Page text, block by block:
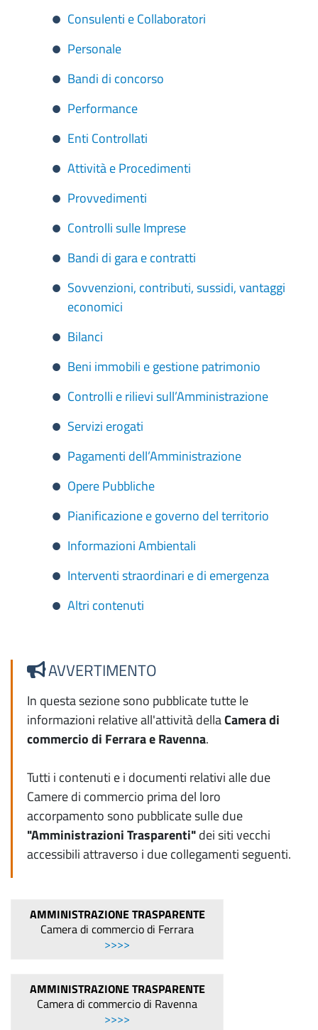
Consulenti e Collaboratori
Personale
Bandi di concorso
Performance
Enti Controllati
Attività e Procedimenti
Provvedimenti
Controlli sulle Imprese
Bandi di gara e contratti
Sovvenzioni, contributi, sussidi, vantaggi
economici
Bilanci
Beni immobili e gestione patrimonio
Controlli e rilievi sull’Amministrazione
Servizi erogati
Pagamenti dell’Amministrazione
Opere Pubbliche
Pianificazione e governo del territorio
Informazioni Ambientali
Interventi straordinari e di emergenza
Altri contenuti
AVVERTIMENTO
In questa sezione sono pubblicate tutte le
informazioni relative all'attività dellaCamera di
commercio di Ferrara e Ravenna.
Tutti i contenuti e i documenti relativi alle due
Camere di commercio prima del loro
accorpamento sono pubblicate sulle due
"Amministrazioni Trasparenti"dei siti vecchi
accessibili attraverso i due collegamenti seguenti.
AMMINISTRAZIONE TRASPARENTE
Camera di commercio di Ferrara
>>>>
AMMINISTRAZIONE TRASPARENTE
Camera di commercio di Ravenna
>>>>